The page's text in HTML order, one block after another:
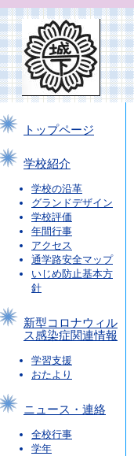
トップページ
学校紹介
学校の沿革
グランドデザイン
学校評価
年間行事
アクセス
通学路安全マップ
いじめ防止基本方
針
新型コロナウィル
ス感染症関連情報
学習支援
おたより
ニュース・連絡
全校行事
学年